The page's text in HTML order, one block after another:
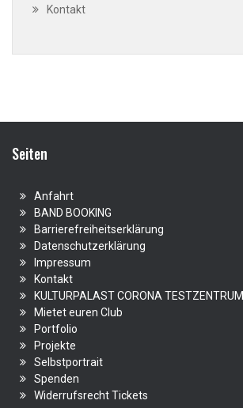
Kontakt
Seiten
Anfahrt
BAND BOOKING
Barrierefreiheitserklärung
Datenschutzerklärung
Impressum
Kontakt
KULTURPALAST CORONA TESTZENTRUM
Mietet euren Club
Portfolio
Projekte
Selbstportrait
Spenden
Widerrufsrecht Tickets